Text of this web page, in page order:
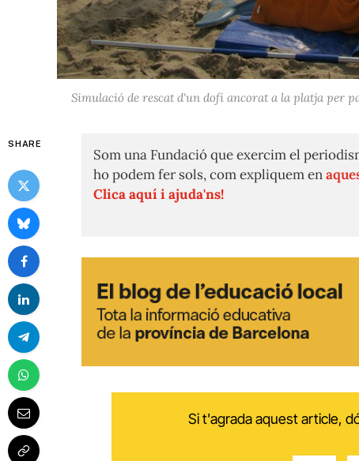
Simulació de rescat d'un dofí ancorat a la platja per
SHARE
Som una Fundació que exercim el
ho podem fer sols, com expliquem en
Clica aquí i ajuda'ns!
Si t'agrada aquest article,